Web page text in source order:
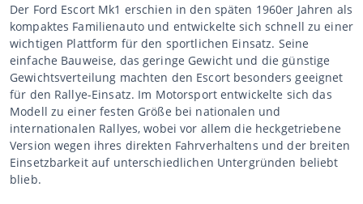
Der Ford Escort Mk1 erschien in den späten 1960er Jahren als
kompaktes Familienauto und entwickelte sich schnell zu einer
wichtigen Plattform für den sportlichen Einsatz. Seine
einfache Bauweise, das geringe Gewicht und die günstige
Gewichtsverteilung machten den Escort besonders geeignet
für den Rallye-Einsatz. Im Motorsport entwickelte sich das
Modell zu einer festen Größe bei nationalen und
internationalen Rallyes, wobei vor allem die heckgetriebene
Version wegen ihres direkten Fahrverhaltens und der breiten
Einsetzbarkeit auf unterschiedlichen Untergründen beliebt
blieb.